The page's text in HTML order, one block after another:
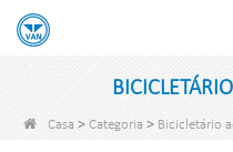
Casa > Categoria > Bicicletário